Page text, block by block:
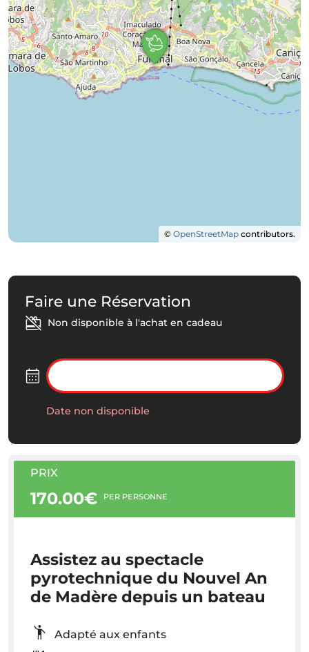
© OpenStreetMap contributors.
Faire une Réservation
Non disponible à l'achat en cadeau
Date non disponible
PRIX
170.00€ PER PERSONNE
Assistez au spectacle
pyrotechnique du Nouvel An
de Madère depuis un bateau
Adapté aux enfants